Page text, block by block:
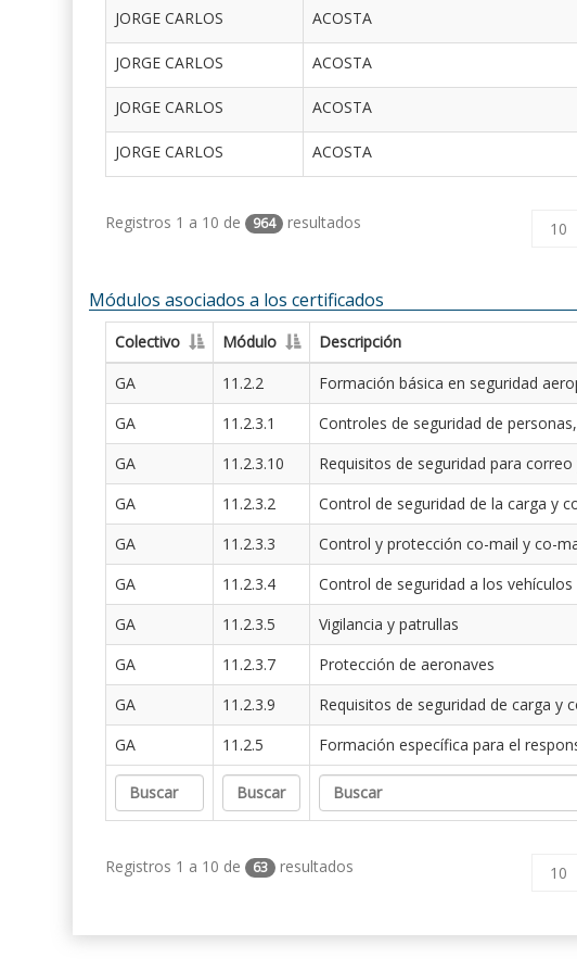
JORGE CARLOS ACOSTA
JORGE CARLOS ACOSTA
JORGE CARLOS ACOSTA
JORGE CARLOS ACOSTA
Registros 1 a 10 de 964 resultados
Módulos asociados a los certificados
Colectivo Módulo
Descripción
GA
11.2.2
Formación básica en seguridad
GA
11.2.3.1
Controles de seguridad de
GA
11.2.3.10
Requisitos de seguridad para
GA
11.2.3.2
Control de seguridad de la carga y
GA
11.2.3.3
Control y protección co-mail y co-
GA
11.2.3.4
Control de seguridad a los vehículos
GA
11.2.3.5
Vigilancia y patrullas
GA
11.2.3.7
Protección de aeronaves
GA
11.2.3.9
Requisitos de seguridad de carga y
GA
11.2.5 Formación específica para el
Registros 1 a 10 de 63 resultados